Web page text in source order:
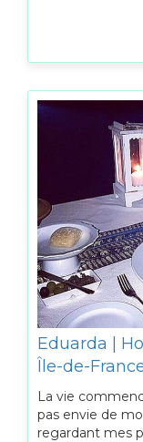
Eduarda |
Île-de-
La vie
pas envie de
regardant mes